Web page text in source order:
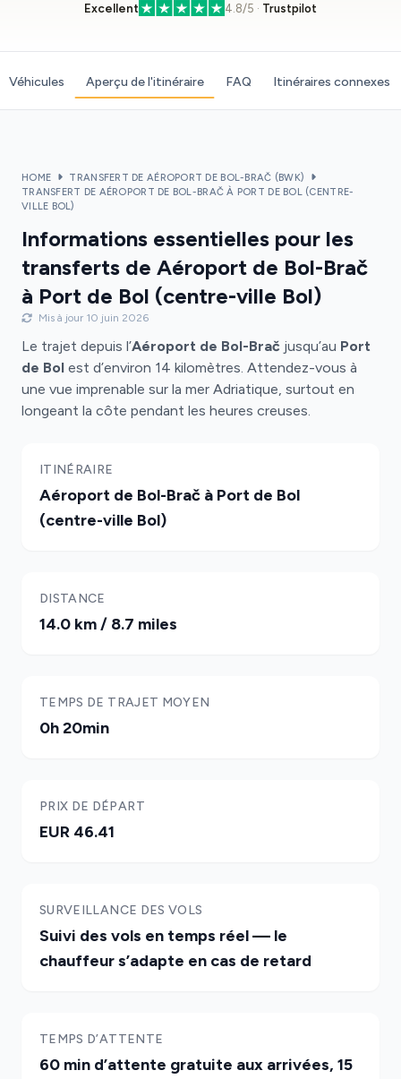
Excellent 4.8/5 · Trustpilot
Véhicules Aperçu de l'itinéraire FAQ Itinéraires connexes
HOME
TRANSFERT DE AÉROPORT DE BOL-BRAČ (BWK)
TRANSFERT DE AÉROPORT DE BOL-BRAČ À PORT DE BOL (CENTRE-
VILLE BOL)
Informations essentielles pour les
transferts de Aéroport de Bol-Brač
à Port de Bol (centre-ville Bol)
Mis à jour 10 juin 2026
Le trajet depuis l’Aéroport de Bol-Brač jusqu’au Port
de Bol est d’environ 14 kilomètres. Attendez-vous à
une vue imprenable sur la mer Adriatique, surtout en
longeant la côte pendant les heures creuses.
ITINÉRAIRE
Aéroport de Bol-Brač à Port de Bol
(centre-ville Bol)
DISTANCE
14.0 km / 8.7 miles
TEMPS DE TRAJET MOYEN
0h 20min
PRIX DE DÉPART
EUR 46.41
SURVEILLANCE DES VOLS
Suivi des vols en temps réel — le
chauffeur s’adapte en cas de retard
TEMPS D’ATTENTE
60 min d’attente gratuite aux arrivées, 15